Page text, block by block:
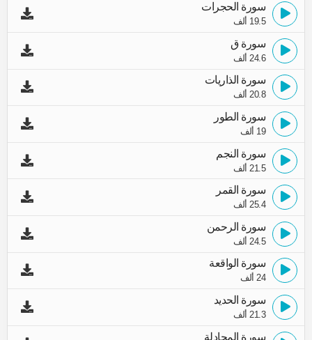
سورة الحجرات
19.5 ألف
سورة ق
24.6 ألف
سورة الذاريات
20.8 ألف
سورة الطور
19 ألف
سورة النجم
21.5 ألف
سورة القمر
25.4 ألف
سورة الرحمن
24.5 ألف
سورة الواقعة
24 ألف
سورة الحديد
21.3 ألف
سورة المجادلة